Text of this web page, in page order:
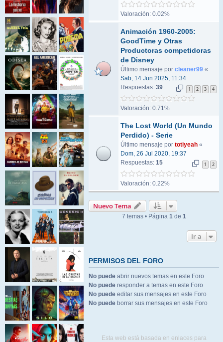
Valoración: 0.02%
Animación 1960-2005:
GoodTime y Otras
Productoras competidoras
de Disney
Último mensaje por cleaner99 «
Sab, 14 Jun 2025, 11:34
Respuestas: 39 1 2 3 4
Valoración: 0.71%
The Lost World (Un Mundo
Perdido) - Serie
Último mensaje por totiyeah «
Dom, 26 Jul 2020, 19:37
Respuestas: 15 1 2
Valoración: 0.22%
Nuevo Tema
7 temas • Página 1de 1
Ir a
PERMISOS DEL FORO
No puede abrir nuevos temas en este Foro
No puede responder a temas en este Foro
No puede editar sus mensajes en este Foro
No puede borrar sus mensajes en este Foro
Esta web está basada en enlaces para